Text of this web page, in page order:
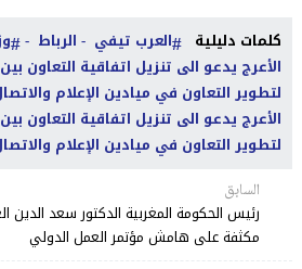
كلمات دليلية العرب تيفي - الرباط -
الأعرج يدعو الى تنزيل اتفاقية التعاون
لتطوير التعاون في ميادين الإعلام
الأعرج يدعو الى تنزيل اتفاقية التعاون
لتطوير التعاون في ميادين الإعلام
السابق
رئيس الحكومة المغربية الدكتور سعد الدين
مكثفة على هامش مؤتمر العمل الدولي